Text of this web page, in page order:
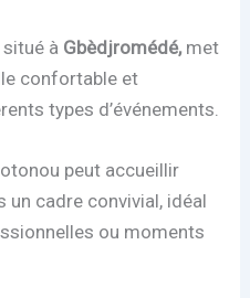
situé à Gbèdjromédé,met
confortable et
types d’événements.
peut accueillir
un cadre convivial, idéal
ou moments